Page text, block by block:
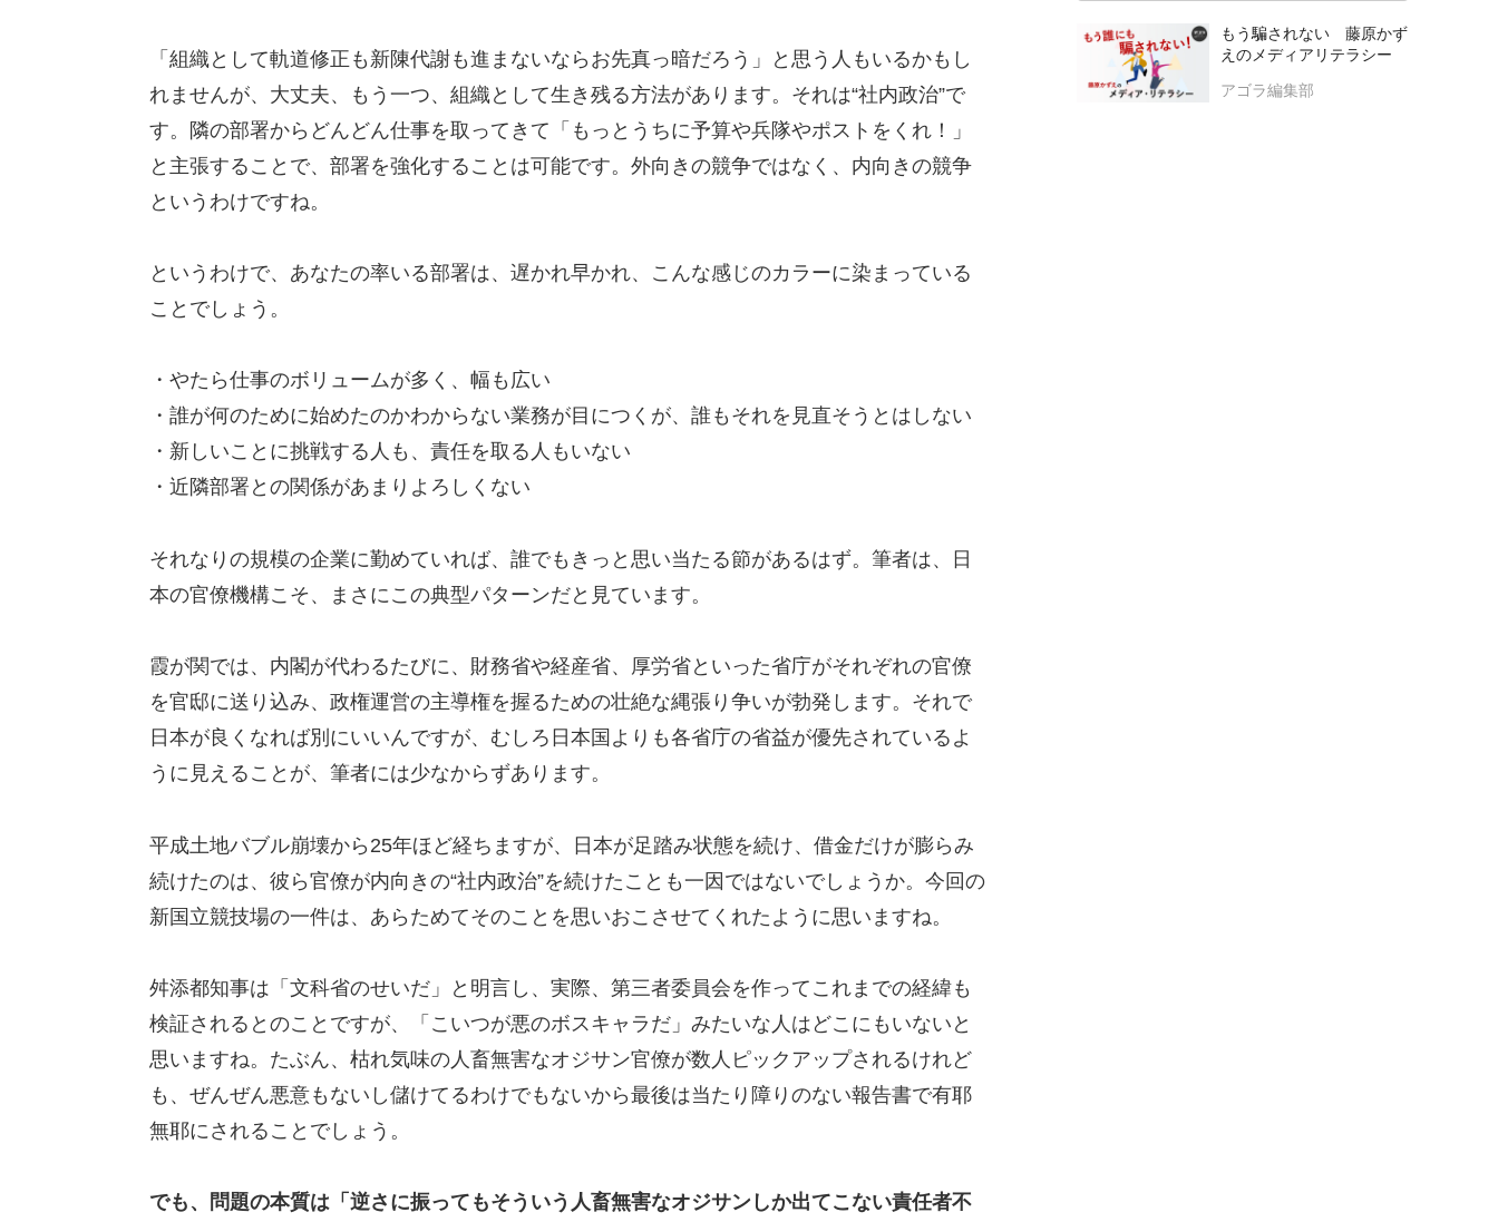
「組織として軌道修正も新陳代謝も進まないならお先真っ暗だろう」と思う人もいるかもし
れませんが、大丈夫、もう一つ、組織として生き残る方法があります。それは“社内政治”で
す。隣の部署からどんどん仕事を取ってきて「もっとうちに予算や兵隊やポストをくれ！」
と主張することで、部署を強化することは可能です。外向きの競争ではなく、内向きの競争
というわけですね。
というわけで、あなたの率いる部署は、遅かれ早かれ、こんな感じのカラーに染まっている
ことでしょう。
・やたら仕事のボリュームが多く、幅も広い
・誰が何のために始めたのかわからない業務が目につくが、誰もそれを見直そうとはしない
・新しいことに挑戦する人も、責任を取る人もいない
・近隣部署との関係があまりよろしくない
それなりの規模の企業に勤めていれば、誰でもきっと思い当たる節があるはず。筆者は、日
本の官僚機構こそ、まさにこの典型パターンだと見ています。
霞が関では、内閣が代わるたびに、財務省や経産省、厚労省といった省庁がそれぞれの官僚
を官邸に送り込み、政権運営の主導権を握るための壮絶な縄張り争いが勃発します。それで
日本が良くなれば別にいいんですが、むしろ日本国よりも各省庁の省益が優先されているよ
うに見えることが、筆者には少なからずあります。
平成土地バブル崩壊から25年ほど経ちますが、日本が足踏み状態を続け、借金だけが膨らみ
続けたのは、彼ら官僚が内向きの“社内政治”を続けたことも一因ではないでしょうか。今回の
新国立競技場の一件は、あらためてそのことを思いおこさせてくれたように思いますね。
舛添都知事は「文科省のせいだ」と明言し、実際、第三者委員会を作ってこれまでの経緯も
検証されるとのことですが、「こいつが悪のボスキャラだ」みたいな人はどこにもいないと
思いますね。たぶん、枯れ気味の人畜無害なオジサン官僚が数人ピックアップされるけれど
も、ぜんぜん悪意もないし儲けてるわけでもないから最後は当たり障りのない報告書で有耶
無耶にされることでしょう。
でも、問題の本質は「逆さに振ってもそういう人畜無害なオジサンしか出てこない責任者不
もう騙されない 藤原かず
えのメディアリテラシー
アゴラ編集部